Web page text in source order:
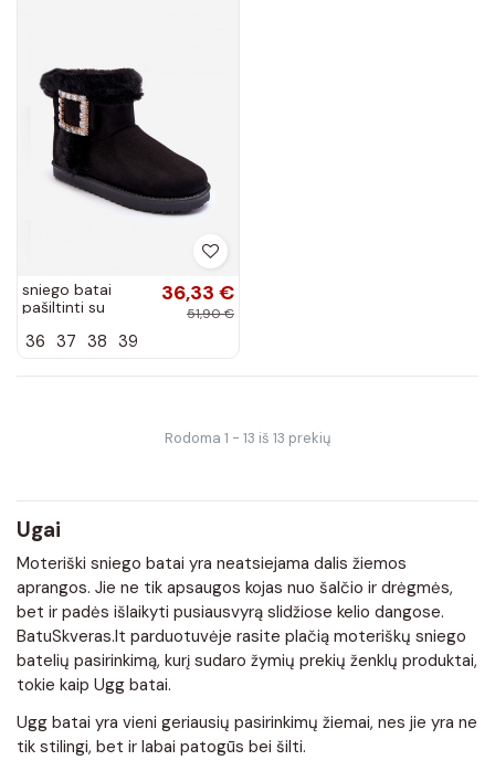
sniego batai
pašiltinti su
spalvos Dulca
36,33 €
51,90 €
36 37 38 39
Rodoma 1 - 13 iš 13 prekių
Ugai
Moteriški sniego batai yra neatsiejama dalis žiemos
aprangos. Jie ne tik apsaugos kojas nuo šalčio ir drėgmės,
bet ir padės išlaikyti pusiausvyrą slidžiose kelio dangose.
BatuSkveras.lt parduotuvėje rasite plačią moteriškų sniego
batelių pasirinkimą, kurį sudaro žymių prekių ženklų produktai,
tokie kaip Ugg batai.
Ugg batai yra vieni geriausių pasirinkimų žiemai, nes jie yra ne
tik stilingi, bet ir labai patogūs bei šilti.